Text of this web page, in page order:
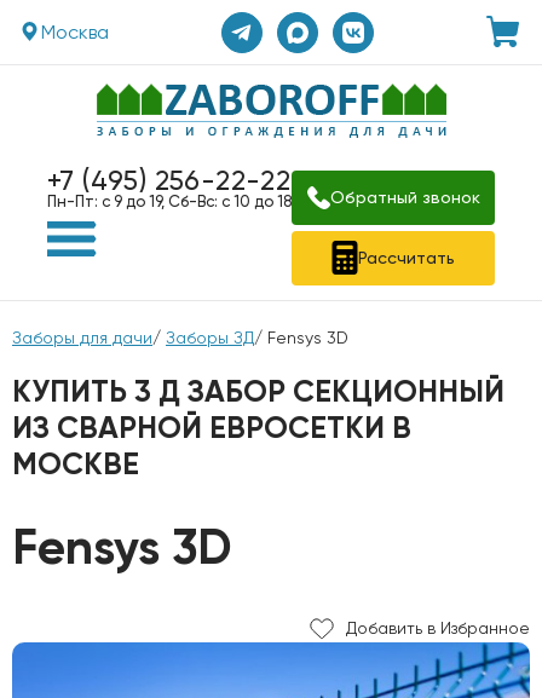
Москва
+7 (495) 256-22-22
Пн-Пт: с 9 до 19, Сб-Вс: с 10 до 18 Обратный звонок
Рассчитать
Заборы для дачи/ Заборы ЗД/ Fensys 3D
КУПИТЬ 3 Д ЗАБОР СЕКЦИОННЫЙ
ИЗ СВАРНОЙ ЕВРОСЕТКИ В
МОСКВЕ
Fensys 3D
Добавить в Избранное